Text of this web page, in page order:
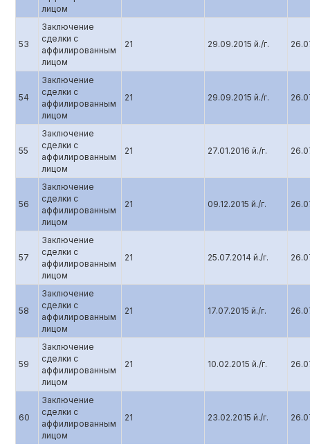
лицом
53
Заключение
сделки с
аффилированным
лицом
21 29.09.2015 й./г.
54
Заключение
сделки с
аффилированным
лицом
21 29.09.2015 й./г.
55
Заключение
сделки с
аффилированным
лицом
21 27.01.2016 й./г.
56
Заключение
сделки с
аффилированным
лицом
21 09.12.2015 й./г.
57
Заключение
сделки с
аффилированным
лицом
21 25.07.2014 й./г.
58
Заключение
сделки с
аффилированным
лицом
21 17.07.2015 й./г.
59
Заключение
сделки с
аффилированным
лицом
21 10.02.2015 й./г.
60
Заключение
сделки с
аффилированным
лицом
21 23.02.2015 й./г.